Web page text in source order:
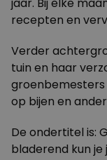
recepten en
Verder
tuin en haar
op bijen en
De ondertitel is:
bladerend kun